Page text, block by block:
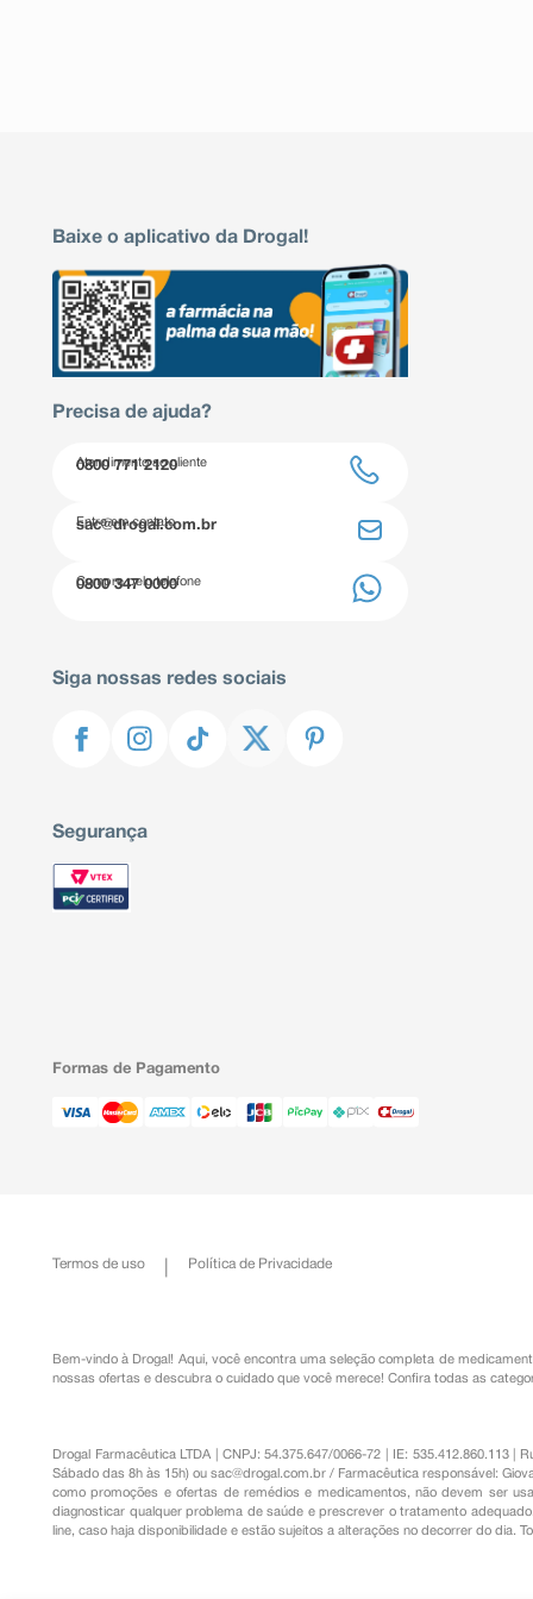
Baixe o aplicativo da Drogal!
Precisa de ajuda?
Atendimento ao cliente
0800 771 2120
Entre em contato
sac@drogal.com.br
Compre pelo telefone
0800 347 0000
Siga nossas redes sociais
Segurança
Formas de Pagamento
Termos de uso Política de Privacidade
Bem-vindo à Drogal! Aqui, você encontra uma seleção completa de
nossas ofertas e descubra o cuidado que você merece! Confira todas as
Drogal Farmacêutica LTDA | CNPJ: 54.375.647/0066-72 | IE: 535.412.860.113
Sábado das 8h às 15h) ousac@drogal.com.br / Farmacêutica responsável:
como promoções e ofertas de remédios e medicamentos, não devem ser
diagnosticar qualquer problema de saúde e prescrever o tratamento
line, caso haja disponibilidade e estão sujeitos a alterações no decorrer do dia.